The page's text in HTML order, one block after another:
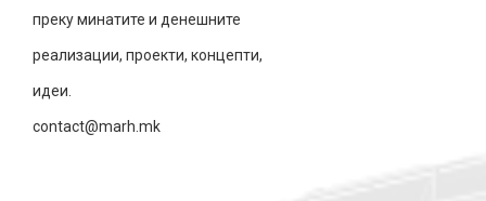
преку минатите и денешните
реализации, проекти, концепти,
идеи.
contact@marh.mk